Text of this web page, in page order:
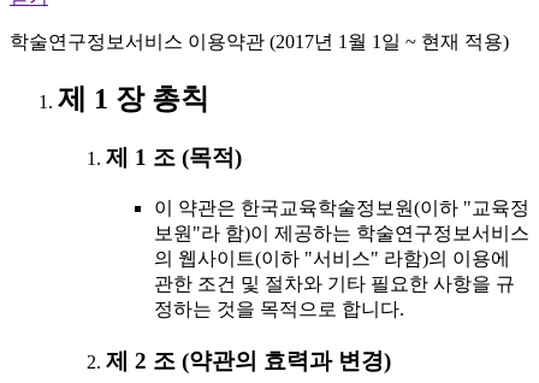
학술연구정보서비스 이용약관 (2017년 1월 1일 ~ 현재 적용)
제 1 장 총칙
제 1 조 (목적)
이 약관은 한국교육학술정보원(이하 "교육정
보원"라 함)이 제공하는 학술연구정보서비스
의 웹사이트(이하 "서비스" 라함)의 이용에
관한 조건 및 절차와 기타 필요한 사항을 규
정하는 것을 목적으로 합니다.
제 2 조 (약관의 효력과 변경)